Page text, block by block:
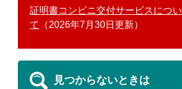
証明書コンビニ交付サービスについ
て
2026年7月30日更新
見つからないときは